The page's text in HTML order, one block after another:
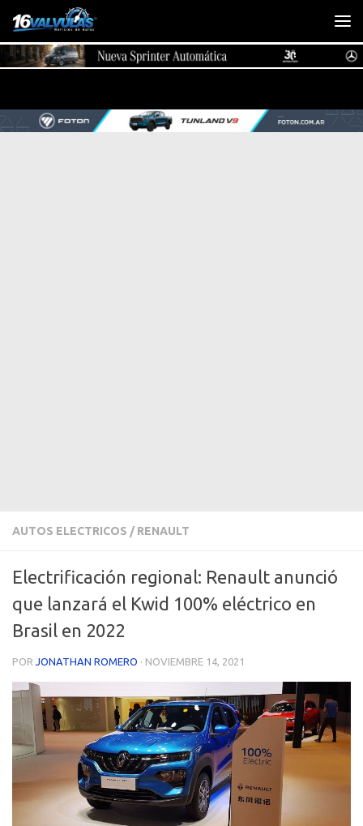
Saltar al contenido
AUTOS ELECTRICOS / RENAULT
Electrificación regional: Renault anunció
que lanzará el Kwid 100% eléctrico en
Brasil en 2022
POR JONATHAN ROMERO · NOVIEMBRE 14, 2021